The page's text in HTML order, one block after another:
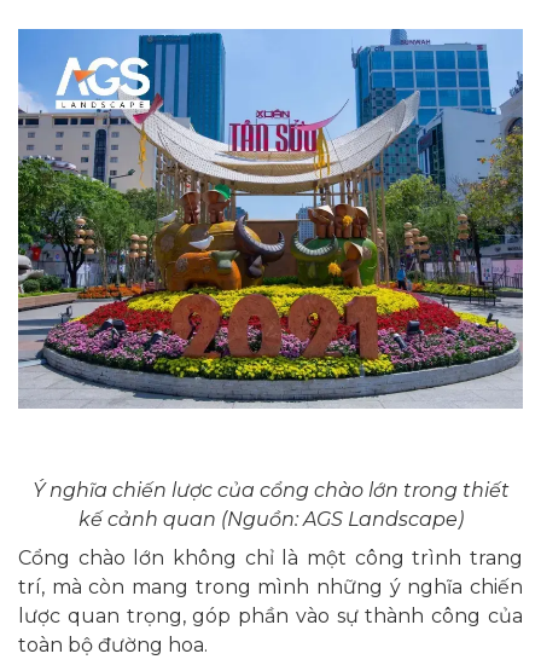
Ý nghĩa chiến lược của cổng chào lớn trong thiết
kế cảnh quan (Nguồn: AGS Landscape)
Cổng chào lớn không chỉ là một công trình trang
trí, mà còn mang trong mình những ý nghĩa chiến
lược quan trọng, góp phần vào sự thành công của
toàn bộ đường hoa.